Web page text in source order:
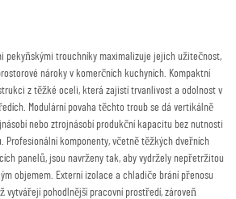
pekyňskými trouchníky maximalizuje jejich užitečnost,
nároky v komerčních kuchyních. Kompaktní
z těžké oceli, která zajistí trvanlivost a odolnost v
Modulární povaha těchto troub se dá vertikálně
nebo ztrojnásobí produkční kapacitu bez nutnosti
Profesionální komponenty, včetně těžkých dveřních
panelů, jsou navrženy tak, aby vydržely nepřetržitou
objemem. Externí izolace a chladiče brání přenosu
vytvářejí pohodlnější pracovní prostředí, zároveň